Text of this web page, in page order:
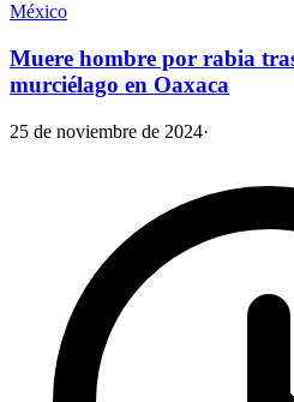
México
Muere hombre por rabia
murciélago en Oaxaca
25 de noviembre de 2024·